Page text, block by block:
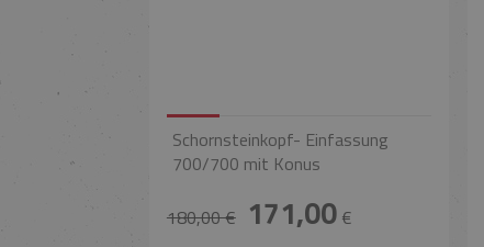
Schornsteinkopf- Einfassung
700/700 mit Konus
180,00 € 171,00€